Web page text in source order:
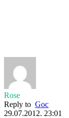
Rose
Reply to Goc
29.07.2012. 23:01